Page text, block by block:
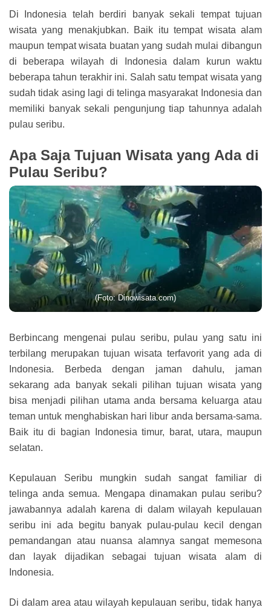
Di Indonesia telah berdiri banyak sekali tempat tujuan
wisata yang menakjubkan. Baik itu tempat wisata alam
maupun tempat wisata buatan yang sudah mulai dibangun
di beberapa wilayah di Indonesia dalam kurun waktu
beberapa tahun terakhir ini. Salah satu tempat wisata yang
sudah tidak asing lagi di telinga masyarakat Indonesia dan
memiliki banyak sekali pengunjung tiap tahunnya adalah
pulau seribu.
Apa Saja Tujuan Wisata yang Ada di
Pulau Seribu?
(Foto: Dinowisata.com)
Berbincang mengenai pulau seribu, pulau yang satu ini
terbilang merupakan tujuan wisata terfavorit yang ada di
Indonesia. Berbeda dengan jaman dahulu, jaman
sekarang ada banyak sekali pilihan tujuan wisata yang
bisa menjadi pilihan utama anda bersama keluarga atau
teman untuk menghabiskan hari libur anda bersama-sama.
Baik itu di bagian Indonesia timur, barat, utara, maupun
selatan.
Kepulauan Seribu mungkin sudah sangat familiar di
telinga anda semua. Mengapa dinamakan pulau seribu?
jawabannya adalah karena di dalam wilayah kepulauan
seribu ini ada begitu banyak pulau-pulau kecil dengan
pemandangan atau nuansa alamnya sangat memesona
dan layak dijadikan sebagai tujuan wisata alam di
Indonesia.
Di dalam area atau wilayah kepulauan seribu, tidak hanya